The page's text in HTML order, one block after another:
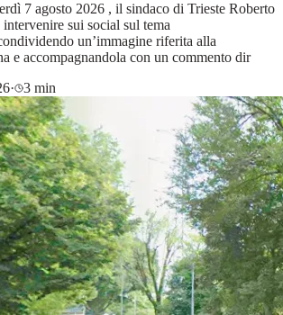
7 agosto 2026 , il sindaco di Trieste Roberto
sui social sul tema
un’immagine riferita alla
e accompagnandola con un commento dir
· 3 min